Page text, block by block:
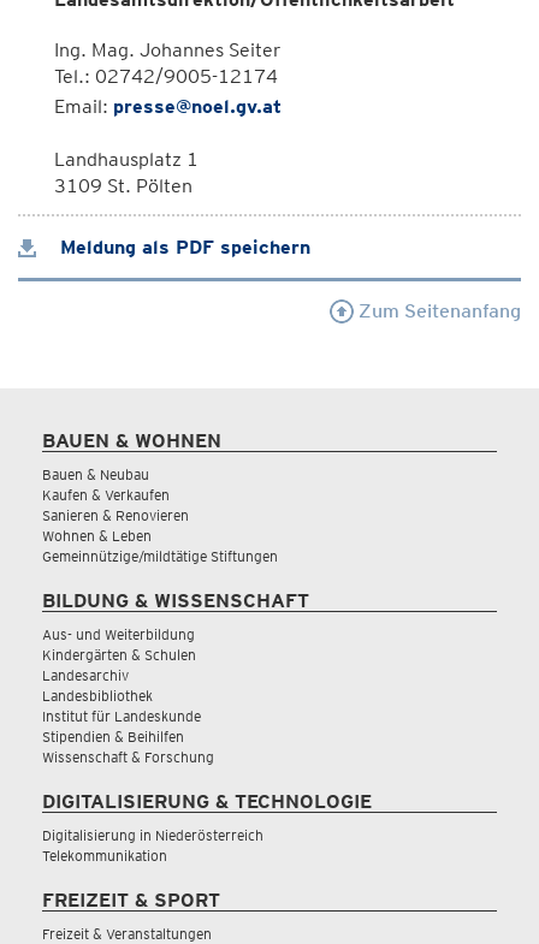
Ing. Mag. Johannes Seiter
Tel.: 02742/9005-12174
Email: presse@noel.gv.at
Landhausplatz 1
3109 St. Pölten
Meldung als PDF speichern
Zum Seitenanfang
BAUEN & WOHNEN
Bauen & Neubau
Kaufen & Verkaufen
Sanieren & Renovieren
Wohnen & Leben
Gemeinnützige/mildtätige Stiftungen
BILDUNG & WISSENSCHAFT
Aus- und Weiterbildung
Kindergärten & Schulen
Landesarchiv
Landesbibliothek
Institut für Landeskunde
Stipendien & Beihilfen
Wissenschaft & Forschung
DIGITALISIERUNG & TECHNOLOGIE
Digitalisierung in Niederösterreich
Telekommunikation
FREIZEIT & SPORT
Freizeit & Veranstaltungen